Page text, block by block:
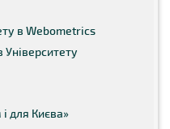
в Webometrics
Університету
для Києва»